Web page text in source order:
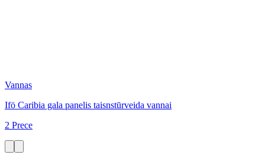
Vannas
Ifö Caribia gala panelis taisnstūrveida vannai
2 Prece